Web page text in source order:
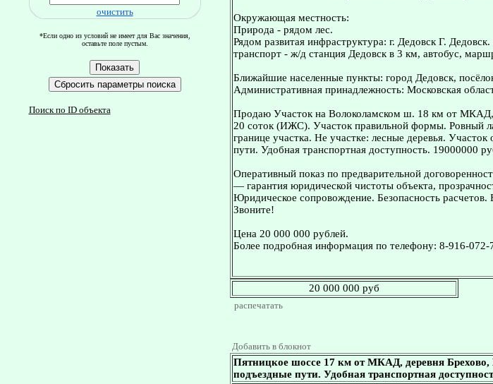
очистить
*Если одно из условий не имеет для Вас значения,
оставьте поле пустым.
Поиск по ID объекта
Окружающая местность:
Природа - рядом лес.
Рядом развитая инфраструктура: г. Дедовск Г.
транспорт - ж/д станция Дедовск в 3 км, автобус,
Ближайшие населенные пункты: город Дедовск,
Административная принадлежность: Московская
Продаю Участок на Волоколамском ш. 18 км от МКАД,
20 соток (ИЖС). Участок правильной формы. Ровный
границе участка. Не участке: лесные деревья.
пути. Удобная транспортная доступность. 19000000
Оперативный показ по предварительной
— гарантия юридической чистоты объекта,
Юридическое сопровождение. Безопасность расчетов.
Звоните!
Цена 20 000 000 рублей.
Более подробная информация по телефону: 8-916-072-
20 000 000 руб
распечатать
Добавить в блокнот
Пятницкое шоссе 17 км от МКАД, деревня
подъездные пути. Удобная транспортная